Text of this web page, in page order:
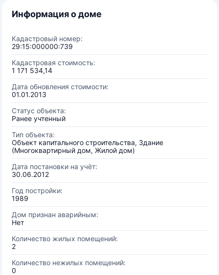
Информация о доме
Кадастровый номер:
29:15:000000:739
Кадастровая стоимость:
1 171 534,14
Дата обновления стоимости:
01.01.2013
Статус объекта:
Ранее учтенный
Тип объекта:
Объект капитального строительства, Здание
(Многоквартирный дом, Жилой дом)
Дата постановки на учёт:
30.06.2012
Год постройки:
1989
Дом признан аварийным:
Нет
Количество жилых помещений:
2
Количество нежилых помещений:
0